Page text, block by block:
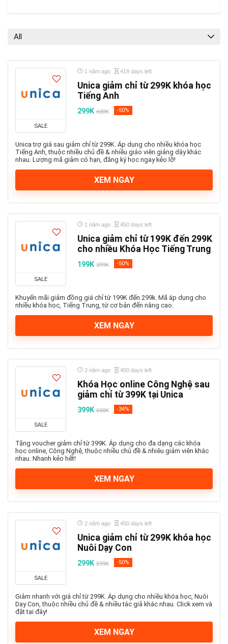
All
SALE
1 năm ago 419 days left
Unica giảm chỉ từ 299K khóa học
Tiếng Anh
299K 600K -50%
Unica trợ giá sau giảm chỉ từ 299K. Áp dụng cho nhiều khóa học
Tiếng Anh, thuộc nhiều chủ đề & nhiều giáo viên giảng dậy khác
nhau. Lượng mã giảm có hạn, đăng ký học ngay kẻo lỡ!
XEM NGAY
SALE
1 năm ago 450 days left
Unica giảm chỉ từ 199K đến 299K
cho nhiều Khóa Học Tiếng Trung
199K 399K -50%
Khuyến mãi giảm đồng giá chỉ từ 199K đến 299k. Mã áp dụng cho
nhiều khóa học, Tiếng Trung, từ cơ bản đến nâng cao.
XEM NGAY
SALE
2 năm ago 450 days left
Khóa Học online Công Nghệ sau
giảm chỉ từ 399K tại Unica
399K 600K -34%
Tặng voucher giảm chỉ từ 399K. Áp dụng cho đa dạng các khóa
học online, Công Nghệ, thuộc nhiều chủ đề & nhiêu giảm viên khác
nhau. Nhanh kẻo hết!
XEM NGAY
SALE
2 năm ago 450 days left
Unica giảm chỉ từ 299K khóa học
Nuôi Dạy Con
299K 599K -50%
Giảm nhanh với giá chỉ từ 299K. Áp dụng cho nhiều khóa học, Nuôi
Dạy Con, thuộc nhiều chủ đề & nhiều tác giả khác nhau. Click xem và
đặt tại đây!
XEM NGAY